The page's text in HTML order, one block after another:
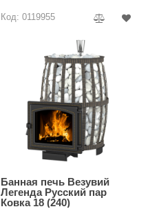
Код: 0119955
Банная печь Везувий
Легенда Русский пар
Ковка 18 (240)